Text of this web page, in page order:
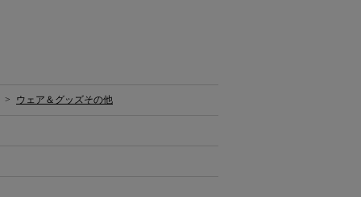
> ウェア＆グッズその他